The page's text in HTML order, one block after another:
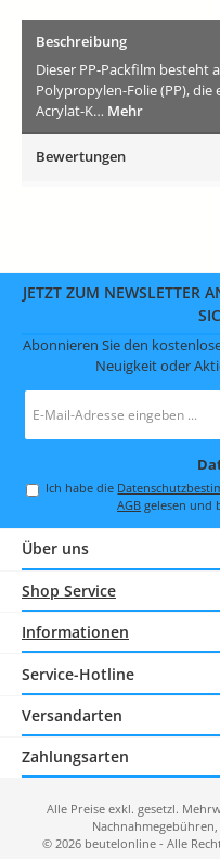
Beschreibung
Dieser PP-Packfilm besteht
Polypropylen-Folie (PP),
Acrylat-K… Mehr
Bewertungen
JETZT ZUM NEWSLETTER
Abonnieren Sie den
Neuigkeit oder
Mail-
Adresse
Ich habe die
AGB gelesen und
Über uns
Shop Service
Informationen
Service-Hotline
Versandarten
Zahlungsarten
Alle Preise exkl. gesetzl.
© 2026 beutelonline - Alle